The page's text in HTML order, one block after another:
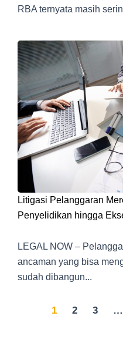
RBA ternyata masih
Litigasi Pelanggaran
Penyelidikan hingga
LEGAL NOW –
ancaman yang bisa
sudah dibangun...
1 2 3 …